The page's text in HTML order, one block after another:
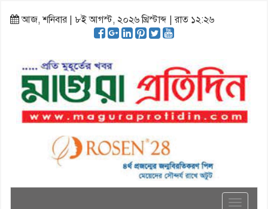
আজ, শনিবার | ৮ই আগস্ট, ২০২৬ খ্রিস্টাব্দ | রাত ১২:২৬
Toggle